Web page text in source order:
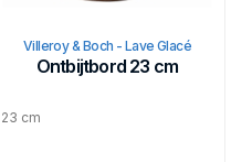
Villeroy & Boch - Lave Glacé
Ontbijtbord 23 cm
23 cm